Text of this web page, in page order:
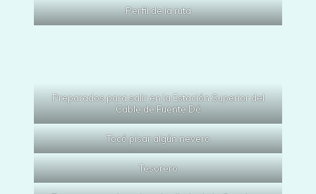
Perfil de la ruta
Preparados para salir en la Estación Superior del
Cable de Fuente Dé
Tocó pisar algún nevero
Tesorero